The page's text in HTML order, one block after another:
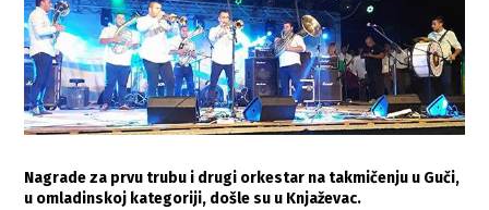
Nagrade za prvu trubu i drugi orkestar na takmičenju u Guči,
u omladinskoj kategoriji, došle su u Knjaževac.